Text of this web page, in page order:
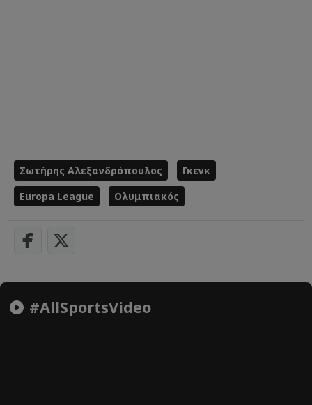
Σωτήρης Αλεξανδρόπουλος
Γκενκ
Europa League
Ολυμπιακός
#AllSportsVideo